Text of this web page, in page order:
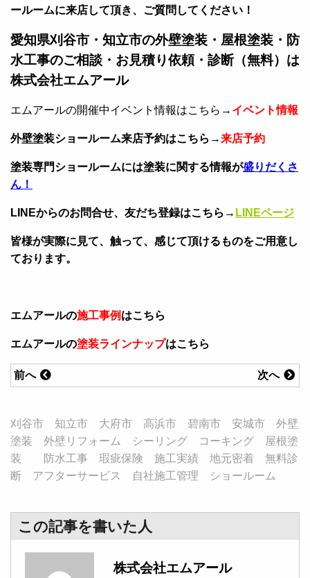
ールームに来店して頂き、ご質問してください！
愛知県刈谷市・知立市の外壁塗装・屋根塗装・防
水工事のご相談・お見積り依頼・診断（無料）は
株式会社エムアール
エムアールの開催中イベント情報はこちら→ イベント情報
外壁塗装ショールーム来店予約はこちら→来店予約
塗装専門ショールームには塗装に関する情報が盛りだくさ
ん！
LINEからのお問合せ、友だち登録はこちら→ LINEページ
皆様が実際に見て、触って、感じて頂けるものをご用意し
ております。
エムアールの施工事例 はこちら
エムアールの塗装ラインナップはこちら
次へ
前へ
刈谷市 知立市 大府市 高浜市 碧南市 安城市 外壁
塗装 外壁リフォーム シーリング コーキング 屋根塗
装 防水工事 瑕疵保険 施工実績 地元密着 無料診
断 アフターサービス 自社施工管理 ショールーム
この記事を書いた人
株式会社エムアール